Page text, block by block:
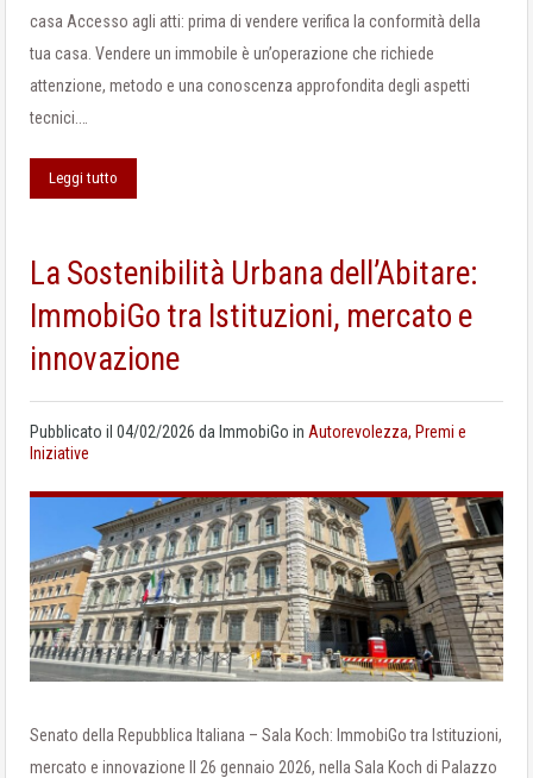
casa Accesso agli atti: prima di vendere verifica la conformità della
tua casa. Vendere un immobile è un’operazione che richiede
attenzione, metodo e una conoscenza approfondita degli aspetti
tecnici.…
Leggi tutto
La Sostenibilità Urbana dell’Abitare:
ImmobiGo tra Istituzioni, mercato e
innovazione
Pubblicato il 04/02/2026 da ImmobiGo in Autorevolezza, Premi e
Iniziative
Senato della Repubblica Italiana – Sala Koch: ImmobiGo tra Istituzioni,
mercato e innovazione Il 26 gennaio 2026, nella Sala Koch di Palazzo